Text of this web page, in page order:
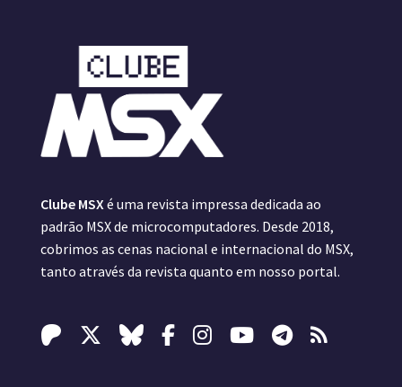
Clube MSX é uma revista impressa dedicada ao
padrão MSX de microcomputadores. Desde 2018,
cobrimos as cenas nacional e internacional do MSX,
tanto através da revista quanto em nosso portal.